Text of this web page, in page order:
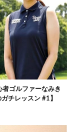
ゴルファーなみき
チレッスン #1】